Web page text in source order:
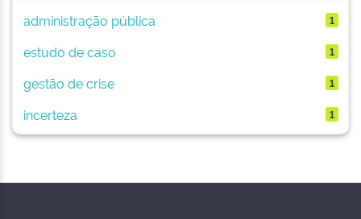
administração pública
1
estudo de caso 1
gestão de crise 1
incerteza 1